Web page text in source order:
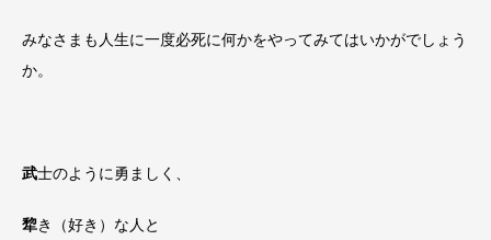
みなさまも人生に一度必死に何かをやってみてはいかがでしょう
か。
武士のように勇ましく、
犂き（好き）な人と